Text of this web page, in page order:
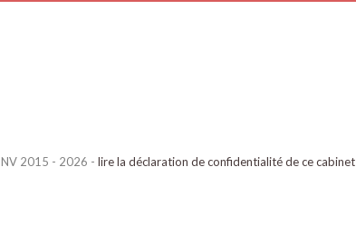
2015 - 2026 - lire la déclaration de confidentialité de ce cabinet